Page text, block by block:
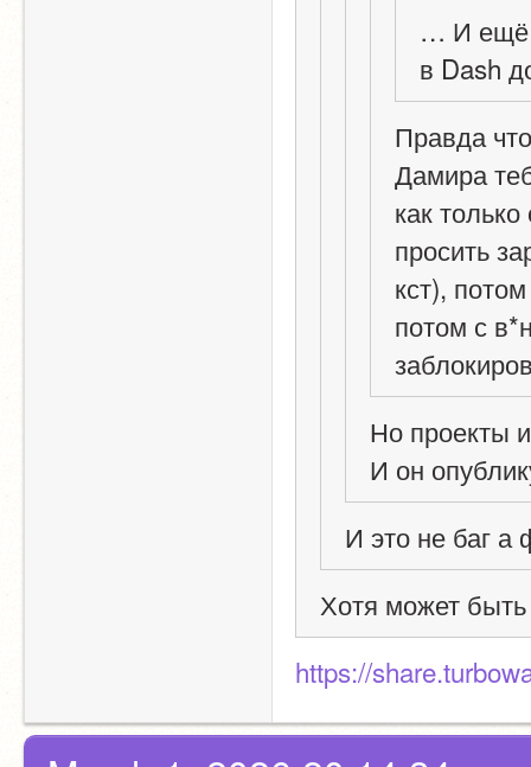
… И ещё
в Dash
Правда
Дамира
как
просить
кст),
потом с
Но проекты
И он
И это не баг а
Хотя может
https://